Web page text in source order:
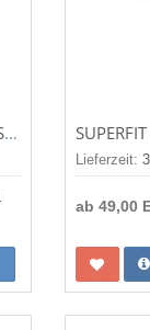
SUPERFIT KINDER HALBSCHUH/SNEAKER MERIDA GELB 1-006154-6000
Lieferzeit:
ab 49,00